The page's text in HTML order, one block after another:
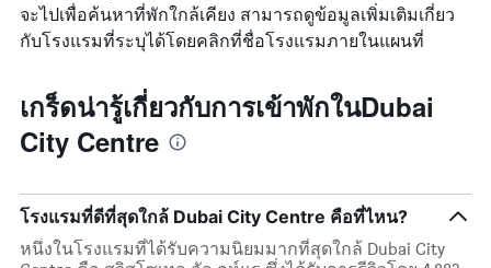
จะไปเพื่อค้นหาที่พักใกล้เคียง สามารถดูข้อมูลเพิ่มเติมเกี่ยว
กับโรงแรมที่ระบุได้โดยคลิกที่ชื่อโรงแรมภายในแผนที่
เกร็ดน่ารู้เกี่ยวกับการเข้าพักในDubai
City Centre
โรงแรมที่ดีที่สุดใกล้ Dubai City Centre คือที่ไหน?
หนึ่งในโรงแรมที่ได้รับความนิยมมากที่สุดใกล้ Dubai City